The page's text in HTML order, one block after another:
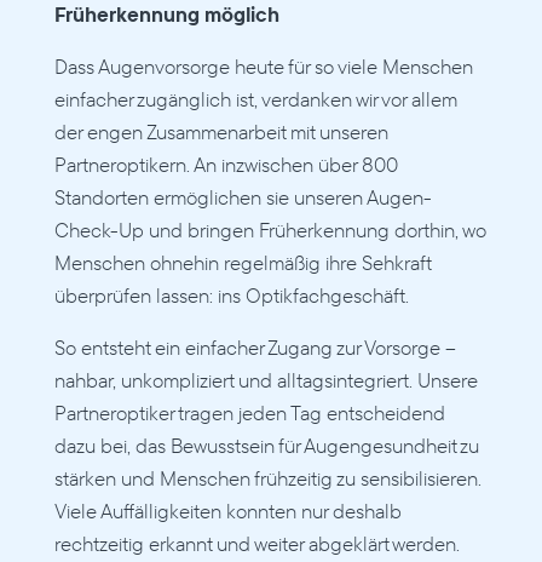
Früherkennung möglich
Dass Augenvorsorge heute für so viele Menschen
einfacher zugänglich ist, verdanken wir vor allem
der engen Zusammenarbeit mit unseren
Partneroptikern. An inzwischen über 800
Standorten ermöglichen sie unseren Augen-
Check-Up und bringen Früherkennung dorthin, wo
Menschen ohnehin regelmäßig ihre Sehkraft
überprüfen lassen: ins Optikfachgeschäft.
So entsteht ein einfacher Zugang zur Vorsorge –
nahbar, unkompliziert und alltagsintegriert. Unsere
Partneroptiker tragen jeden Tag entscheidend
dazu bei, das Bewusstsein für Augengesundheit zu
stärken und Menschen frühzeitig zu sensibilisieren.
Viele Auffälligkeiten konnten nur deshalb
rechtzeitig erkannt und weiter abgeklärt werden.